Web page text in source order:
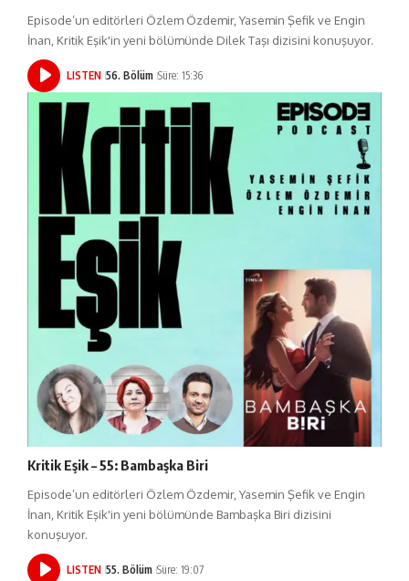
Episode’un editörleri Özlem Özdemir, Yasemin Şefik ve Engin
İnan, Kritik Eşik'in yeni bölümünde Dilek Taşı dizisini konuşuyor.
LISTEN 56. Bölüm Süre: 15:36
Kritik Eşik – 55: Bambaşka Biri
Episode’un editörleri Özlem Özdemir, Yasemin Şefik ve Engin
İnan, Kritik Eşik'in yeni bölümünde Bambaşka Biri dizisini
konuşuyor.
LISTEN 55. Bölüm Süre: 19:07